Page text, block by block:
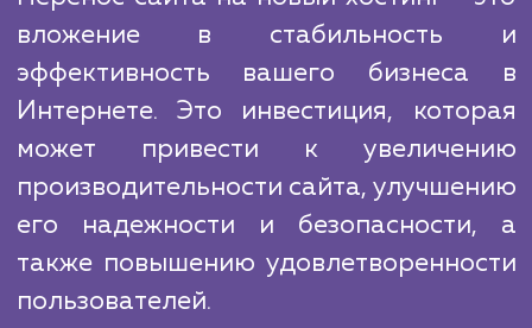
текущий трафик.
После переноса мы проводим
тестирование сайта на новом хостинге,
убедиться, что все функции
корректно и что нет никаких
скоростью загрузки или доступностью